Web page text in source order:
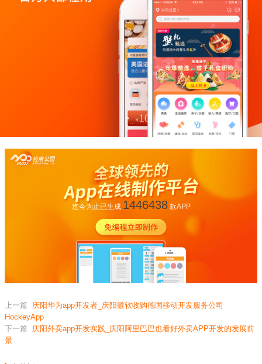
迄今为止已生成 1446438款APP
上一篇
庆阳华为app开发者_庆阳微软收购德国移动开发服务公司
HockeyApp
下一篇
庆阳外卖app开发实践_庆阳阿里巴巴也看好外卖APP开发的发展前
景